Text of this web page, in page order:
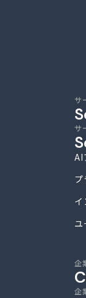
サ
サ
AI
プ
イ
ユ
企
企